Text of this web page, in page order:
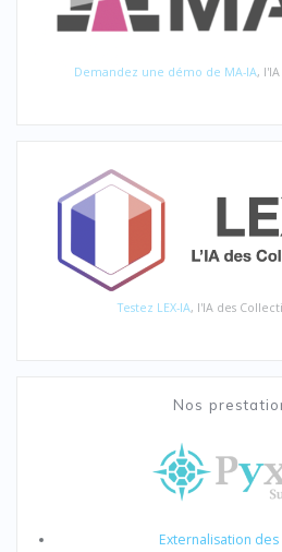
Demandez une démo de MA-IA,
Testez LEX-IA, l'IA des
Nos
Externalisation